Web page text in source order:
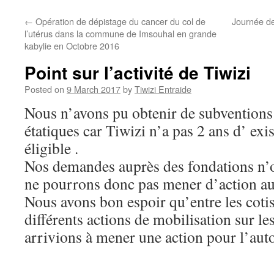
← Opération de dépistage du cancer du col de
l’utérus dans la commune de Imsouhal en grande
kabylie en Octobre 2016
Journée
Point sur l’activité de Tiwizi
Posted on 9 March 2017byTiwizi Entraide
Nous n’avons pu obtenir de
étatiques car Tiwizi n’a pas 2 ans d’
éligible .
Nos demandes auprès des fondations
ne pourrons donc pas mener d’action
Nous avons bon espoir qu’entre les
différents actions de mobilisation sur
arrivions à mener une action pour